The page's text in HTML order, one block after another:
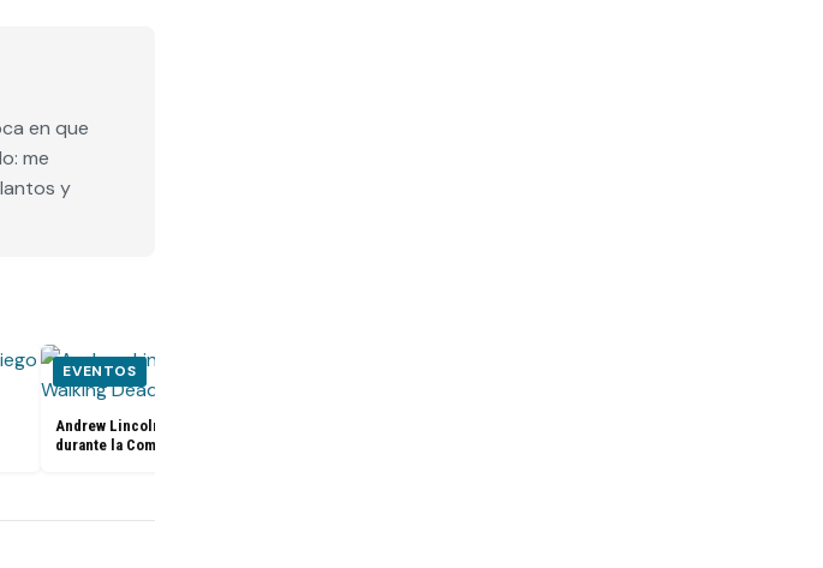
en que
me
y
EVENTOS
Andrew Lincoln confirma su salida de The Walking Dead
durante la Comic-Con